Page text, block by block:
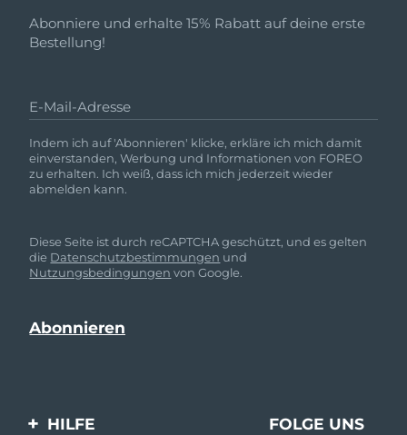
Abonniere und erhalte 15% Rabatt auf deine erste
Bestellung!
E-Mail-Adresse
Indem ich auf 'Abonnieren' klicke, erkläre ich mich damit
einverstanden, Werbung und Informationen von FOREO
zu erhalten. Ich weiß, dass ich mich jederzeit wieder
abmelden kann.
Diese Seite ist durch reCAPTCHA geschützt, und es gelten
die Datenschutzbestimmungen und
Nutzungsbedingungen von Google.
HILFE FOLGE UNS